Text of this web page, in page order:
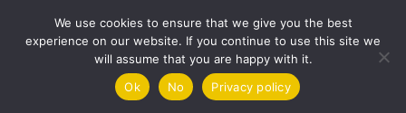
We use cookies to ensure that we give you the best
experience on our website. If you continue to use this site we
will assume that you are happy with it.
Ok
No Privacy policy